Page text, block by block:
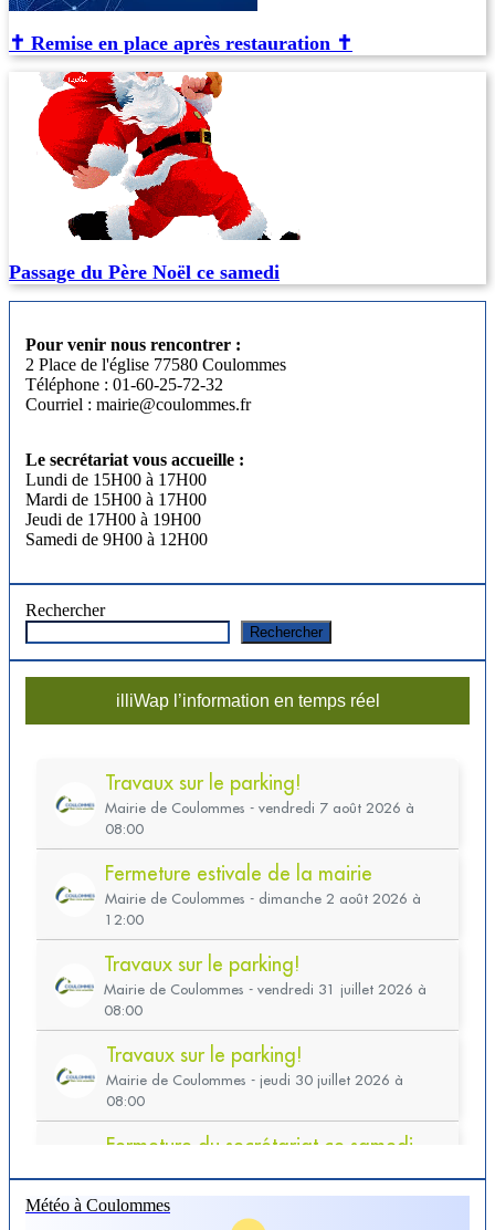
✝️ Remise en place après restauration ✝️
Passage du Père Noël ce samedi
Pour venir nous rencontrer :
2 Place de l'église 77580 Coulommes
Téléphone : 01-60-25-72-32
Courriel : mairie@coulommes.fr
Le secrétariat vous accueille :
Lundi de 15H00 à 17H00
Mardi de 15H00 à 17H00
Jeudi de 17H00 à 19H00
Samedi de 9H00 à 12H00
Rechercher
Rechercher
illiWap l’information en temps réel
Météo à Coulommes